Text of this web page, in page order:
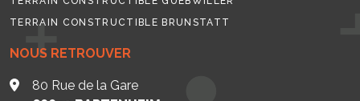
NOUS RETROUVER
80 Rue de la Gare
TERRAIN CONSTRUCTIBLE GUEBWILLER
TERRAIN CONSTRUCTIBLE BRUNSTATT